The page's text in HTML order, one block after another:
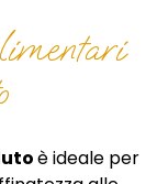
è ideale per